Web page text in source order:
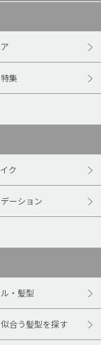
集
ク
ーション
・髪型
合う髪型を探す